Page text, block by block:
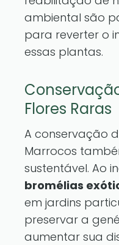
ambiental são
para reverter o
essas plantas.
Flores Raras
A conservação
Marrocos
sustentável. Ao
bromélias
em jardins
preservar a
aumentar sua